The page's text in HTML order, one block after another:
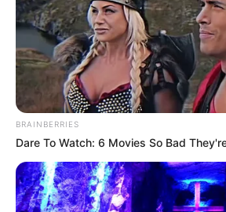
BRAINBERRIES
Dare To Watch: 6 Movies So Bad